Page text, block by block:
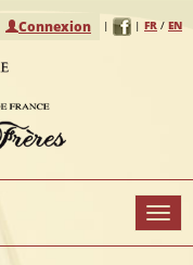
Connexion | | FR / EN